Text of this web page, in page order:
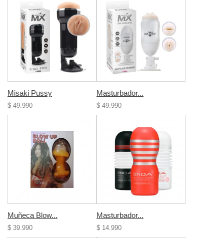
Misaki Pussy
$ 49.990
Masturbador...
$ 49.990
Muñeca Blow...
$ 39.990
Masturbador...
$ 14.990